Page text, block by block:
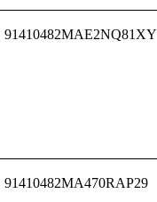
91410482MAE2NQ81XY
91410482MA470RAP29